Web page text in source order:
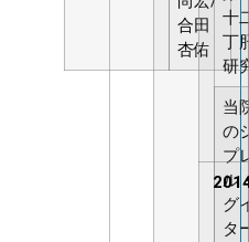
合田
杏佑
十
丁
研
当
の
プ
ル
グ
タ